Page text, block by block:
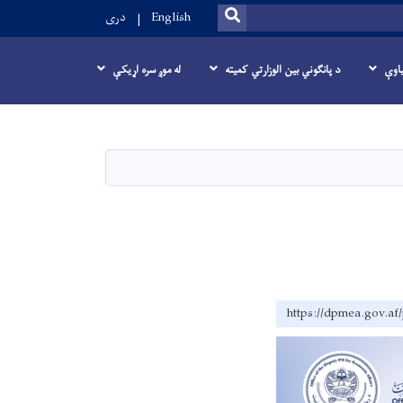
SEARCH
English دری
د پانگوني بین الوزارتي کمیته له موږ سره اړیکې
https://